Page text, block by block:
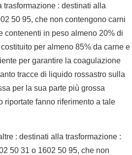
: destinati alla
50 95, che non contengono carni
contenenti in peso almeno 20% di
per almeno 85% da carne e
per garantire la coagulazione
tracce di liquido rossastro sulla
per la sua parte più grossa
riportate fanno riferimento a tale
: destinati alla trasformazione :
50 31 o 1602 50 95, che non